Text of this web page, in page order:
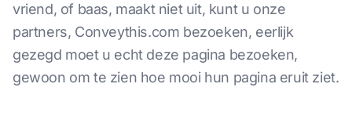
vriend, of baas, maakt niet uit, kunt u onze
partners, Conveythis.com bezoeken, eerlijk
gezegd moet u echt deze pagina bezoeken,
gewoon om te zien hoe mooi hun pagina eruit ziet.